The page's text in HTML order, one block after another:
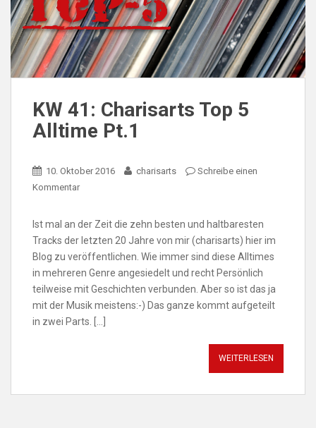
KW 41: Charisarts Top 5
Alltime Pt.1
10. Oktober 2016 charisarts
Schreibe einen
Kommentar
Ist mal an der Zeit die zehn besten und haltbaresten
Tracks der letzten 20 Jahre von mir (charisarts) hier im
Blog zu veröffentlichen. Wie immer sind diese Alltimes
in mehreren Genre angesiedelt und recht Persönlich
teilweise mit Geschichten verbunden. Aber so ist das ja
mit der Musik meistens:-) Das ganze kommt aufgeteilt
in zwei Parts. […]
WEITERLESEN